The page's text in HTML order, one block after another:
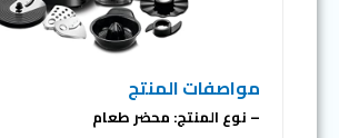
مواصفات المنتج
– نوع المنتج: محضر طعام